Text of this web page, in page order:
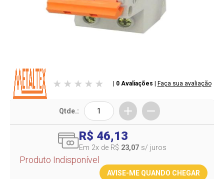
| 0 Avaliações Faça sua avaliação
Qtde.:
R$ 46,13
Em 2x de R$ 23,07 s/ juros
AVISE-ME QUANDO CHEGAR
Produto Indisponível